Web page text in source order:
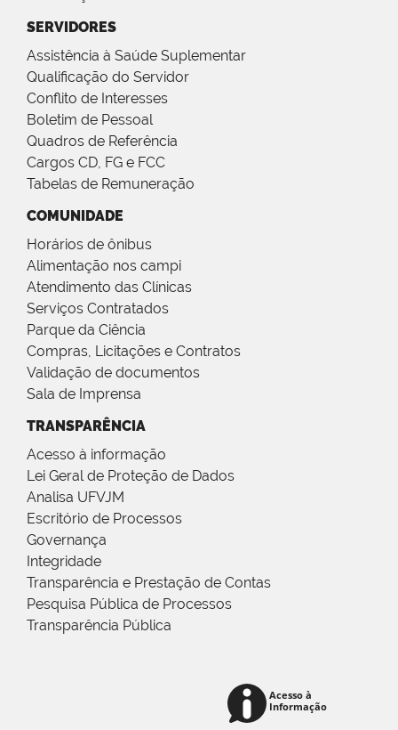
SERVIDORES
Assistência à Saúde Suplementar
Qualificação do Servidor
Conflito de Interesses
Boletim de Pessoal
Quadros de Referência
Cargos CD, FG e FCC
Tabelas de Remuneração
COMUNIDADE
Horários de ônibus
Alimentação nos campi
Atendimento das Clínicas
Serviços Contratados
Parque da Ciência
Compras, Licitações e Contratos
Validação de documentos
Sala de Imprensa
TRANSPARÊNCIA
Acesso à informação
Lei Geral de Proteção de Dados
Analisa UFVJM
Escritório de Processos
Governança
Integridade
Transparência e Prestação de Contas
Pesquisa Pública de Processos
Transparência Pública